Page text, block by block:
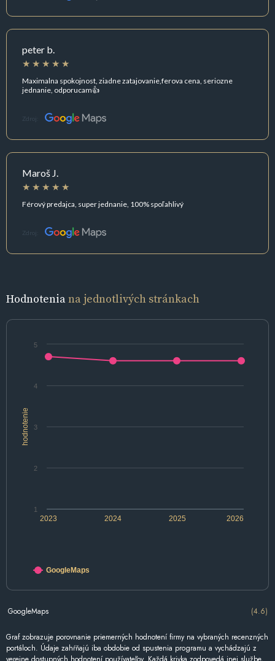
peter b.
Maximalna spokojnost, ziadne zatajovanie,ferova cena, seriozne
jednanie, odporucam👍
Zdroj:
Maroš J.
Férový predajca, super jednanie, 100% spoľahlivý
Zdroj:
Hodnoteniana jednotlivých stránkach
hodnotenie
2024 2026
2023 2025
1
2
3
4
5
GoogleMaps
GoogleMaps (4.6)
Graf zobrazuje porovnanie priemerných hodnotení firmy na vybraných recenzných
portáloch. Údaje zahŕňajú iba obdobie od spustenia programu a vychádzajú z